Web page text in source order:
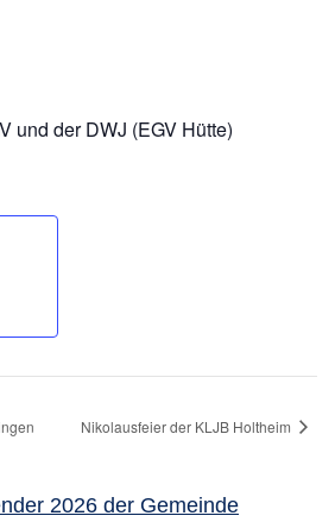
und der DWJ (EGV Hütte)
Nikolausfeier der KLJB Holtheim
2026 der Gemeinde